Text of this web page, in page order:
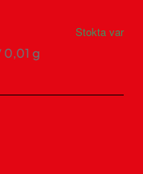
Stokta var
0,01 g